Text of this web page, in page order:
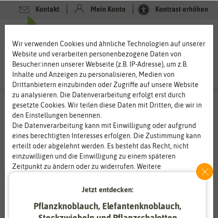
Kontakt Mein Konto Kontrast erhöhen
Wir verwenden Cookies und ähnliche Technologien auf unserer
Website und verarbeiten personenbezogene Daten von
Besucher:innen unserer Webseite (z.B. IP-Adresse), um z.B.
Inhalte und Anzeigen zu personalisieren, Medien von
Drittanbietern einzubinden oder Zugriffe auf unsere Website
zu analysieren. Die Datenverarbeitung erfolgt erst durch
gesetzte Cookies. Wir teilen diese Daten mit Dritten, die wir in
den Einstellungen benennen.
Die Datenverarbeitung kann mit Einwilligung oder aufgrund
eines berechtigten Interesses erfolgen. Die Zustimmung kann
erteilt oder abgelehnt werden. Es besteht das Recht, nicht
einzuwilligen und die Einwilligung zu einem späteren
Zeitpunkt zu ändern oder zu widerrufen. Weitere
Informationen zur Verwendung personenbezogener Daten und
den Diensten erklären wir in unsererDaten­schutz­erklärung
Essenziell Statistik
Jetzt entdecken:
Pflanzknoblauch, Elefantenknoblauch,